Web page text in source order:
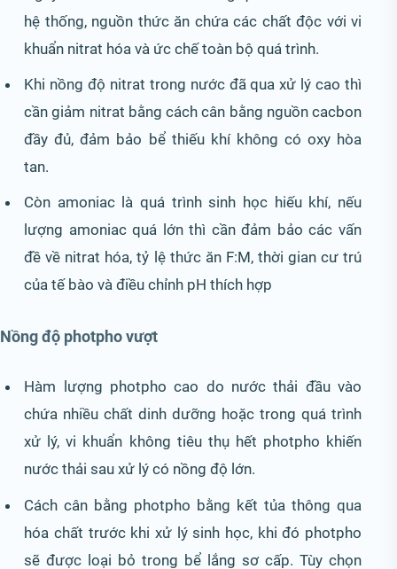
hệ thống, nguồn thức ăn chứa các chất độc với vi
khuẩn nitrat hóa và ức chế toàn bộ quá trình.
Khi nồng độ nitrat trong nước đã qua xử lý cao thì
cần giảm nitrat bằng cách cân bằng nguồn cacbon
đầy đủ, đảm bảo bể thiếu khí không có oxy hòa
tan.
Còn amoniac là quá trình sinh học hiếu khí, nếu
lượng amoniac quá lớn thì cần đảm bảo các vấn
đề về nitrat hóa, tỷ lệ thức ăn F:M, thời gian cư trú
của tế bào và điều chỉnh pH thích hợp
Nồng độ photpho vượt
Hàm lượng photpho cao do nước thải đầu vào
chứa nhiều chất dinh dưỡng hoặc trong quá trình
xử lý, vi khuẩn không tiêu thụ hết photpho khiến
nước thải sau xử lý có nồng độ lớn.
Cách cân bằng photpho bằng kết tủa thông qua
hóa chất trước khi xử lý sinh học, khi đó photpho
sẽ được loại bỏ trong bể lắng sơ cấp. Tùy chọn